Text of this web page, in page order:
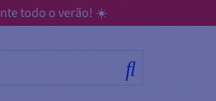
todo o verão! ☀️